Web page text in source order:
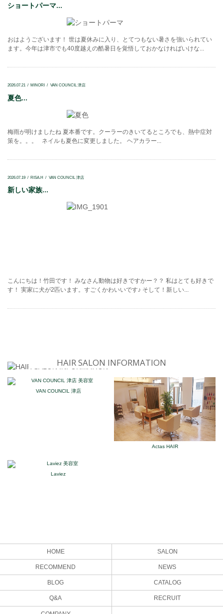
ショートパーマ...
おはようございます！ 世は夏休みに入り、とてつもない暑さを強いられてい
ます。今年は津市でも40度越えの酷暑日を覚悟しておかなければいけな...
2026.07.21 MINORI VAN COUNCIL 津店
夏色...
梅雨が明けましたね 夏本番です。クーラーのきいてるところでも、熱中症対
策を。。。 ネイルも夏色に変更しました。 ヘアカラー...
2026.07.19 RISA.H VAN COUNCIL 津店
新しい家族...
こんにちは！竹田です！ みなさん動物は好きですかー？？ 私はとても好きで
す！ 実家に犬が2匹います。すごくかわいいです♪ そして！新しい...
HAIR SALON INFORMATION
VAN COUNCIL 津店
Actas HAIR
Laviez
HOME SALON
RECOMMEND NEWS
BLOG CATALOG
Q&A RECRUIT